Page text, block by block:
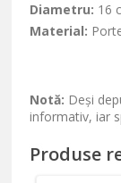
Diametru: 16
Material:
Notă: Deși
informativ, iar
Produse